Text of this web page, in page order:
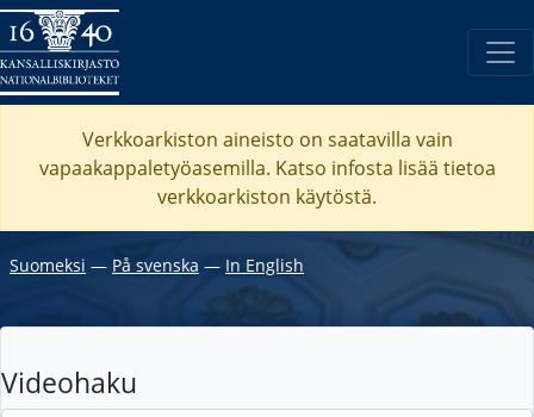
Verkkoarkiston aineisto on saatavilla vain
vapaakappaletyöasemilla. Katso infosta lisää tietoa
verkkoarkiston käytöstä.
Suomeksi ― På svenska ― In English
Videohaku